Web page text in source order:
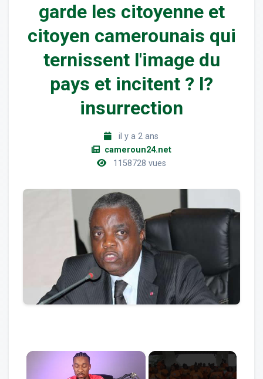
garde les citoyenne et
citoyen camerounais qui
ternissent l'image du
pays et incitent ? l?
insurrection
il y a 2 ans
cameroun24.net
1158728 vues
×